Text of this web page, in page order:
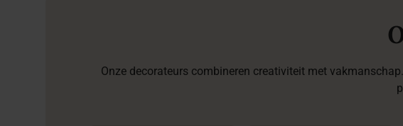
Onze decorateurs combineren creativiteit met